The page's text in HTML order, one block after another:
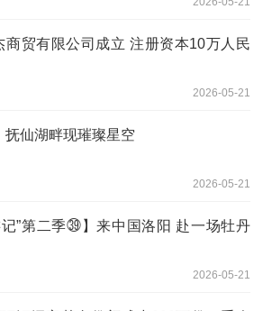
商贸有限公司成立 注册资本10万人民
2026-05-21
仙湖畔现璀璨星空
2026-05-21
”第二季㊴】来中国洛阳 赴一场牡丹
2026-05-21